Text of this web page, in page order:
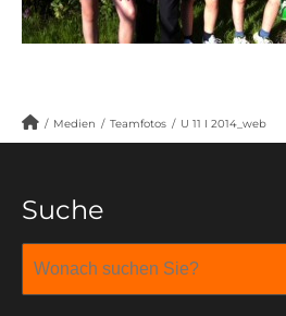
/ Medien / Teamfotos / U 11 I 2014_web
Suche